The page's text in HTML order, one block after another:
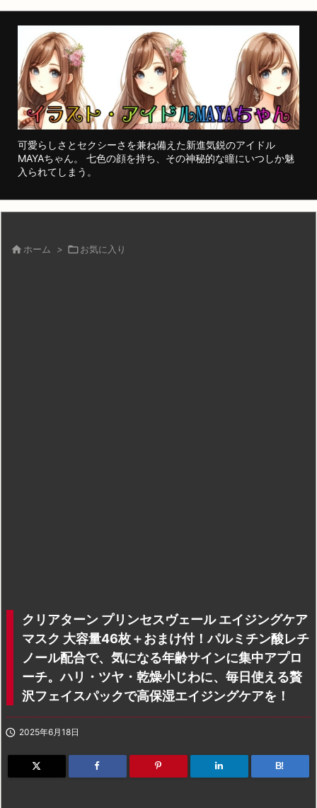
可愛らしさとセクシーさを兼ね備えた新進気鋭のアイドル
MAYAちゃん。 七色の顔を持ち、その神秘的な瞳にいつしか魅
入られてしまう。
 ホーム > お気に入り
クリアターン プリンセスヴェール エイジングケア
マスク 大容量46枚＋おまけ付！パルミチン酸レチ
ノール配合で、気になる年齢サインに集中アプロ
ーチ。ハリ・ツヤ・乾燥小じわに、毎日使える贅
沢フェイスパックで高保湿エイジングケアを！
 2025年6月18日
B!